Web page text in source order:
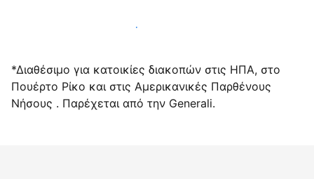
Υποδεχτείτε επισκέπτες μαζί μας σήμερα
*Διαθέσιμο για κατοικίες διακοπών στις ΗΠΑ, στο
Πουέρτο Ρίκο και στις Αμερικανικές Παρθένους
Νήσους . Παρέχεται από την Generali.